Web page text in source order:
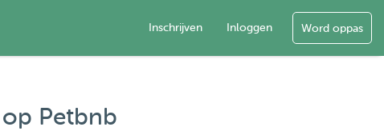
Inschrijven Inloggen Word oppas
Petbnb